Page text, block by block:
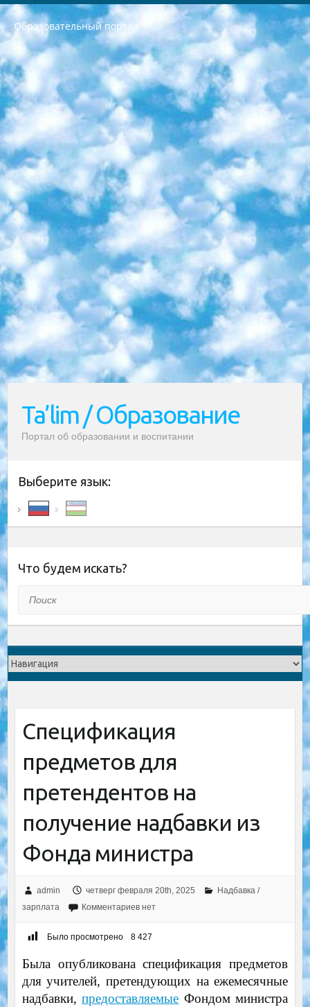
Образовательный портал
РЕСПУБЛИКА УЗБЕКИСТАН МИНИСТРЕРСТВО ДОШКОЛЬНОГО И ШКОЛЬНОГО ОБРАЗОВАНИЯ КОМАНДА в общеобразовательных учреждениях в 2023-2024 учебном году организация и проведение итоговой государственной аттестации обучающихся о Министра дошкольного и школьного образования Республики Узбекистан от 4 марта 2008 года (постановлением Минюста от 20 марта 2008 года № 1778 государственной регистрации) «Итоговое состояние учащихся общего среднего образования на основании положения об утверждении положения об аттестации общего среднего образования выпускной экзамен студентов в образовательных учреждениях в 2023-2024 учебном году В целях организации и прохождения аттестации приказываю: 1. Следующее: перечень предметов, по которым будет проводиться итоговая государственная аттестация и экзамен формы перевода согласно приложению 1; сертификаты международного образца, оценивающие уровень владения иностранными языками перечень согласно приложению 2; 2. Педагогический при специализированных образовательных учреждениях. научно-практический центр квалификации и международной оценки (Д.Давидова) 2024 г. До 25 марта: задания по предметам, по которым будет проводиться итоговая аттестация разработка и утверждение технических условий; итоговая аттестация на основании разработанного предметного задания разработка вопросов по предметам (устно и письменно), экзамен передача; общеобразовательные средние школы и специальные учебные заведения учащиеся выпускных классов школ и интернатов в агентской системе подготовка базы данных экзаменационных материалов и критериев оценки; перевод базы экзаменационных материалов на все языки обучения подать в Республиканский образовательный центр для изготовления; варианты экзаменов на основе разработанных контрольных материалов пусть будут поставлены задачи формирования. 3. Республиканский образовательный центр (Ш.Худайкулов) до 5 апреля 2024 года. до: база данных предоставленных экзаменационных материалов на все языки обучения перевод и экспертиза; для слепых, слабовидящих, глухих, слабослышащих и умственно отсталых детей учащиеся выпускных классов специализированных школ и школ-интернатов база данных экзаменационных материалов на всех преподаваемых языках подготовка критериев оценки; специализированные школы для умственно отсталых детей и технологии для учащихся выпускных классов школ-интернатов разработка соответствующих рекомендаций и критериев проведения ЕГЭ по естествознанию давать задания. 4. Педагогический при специализированных образовательных учреждениях. Научно-практический центр навыков и международной оценки (Д.Давидова), Республика образовательный центр (Худайкулов Ш.) итоговый государственный аттестационный экзамен ориентирован на творческое и логическое мышление при подготовке базы материалов учитывать введение заданий. 5. Следует отметить, что: сертификат государственного образца о знании общеобразовательного предмета и как минимум национальный уровень B1 по предметам на иностранных языках, указанным в Приложении 2. или международно признанный сертификат эквивалентного уровня студенты, изучающие определенный предмет, освобождаются от экзамена; по соответствующим предметам запланирована итоговая государственная аттестация за день до дня, путем жеребьевки Рабочей группой (в письменной форме по предметам, проводимым в форме) из числа сформированных вариантов выбрано 2 варианта; 2 выбранных варианта экзамена анонсированы на официальном сайте министерства и все выпускники по всей стране на основе этих вариантов проводит итоговую государственную аттестацию. 6. Государственное образование учащихся средних общеобразовательных учреждений. знания в соответствии с квалификационными требованиями, которые необходимо приобрести на основании стандартов итоговый (выпускной) контроль для 9 и 11 классов в целях тестирования Экзамены (далее – экзамены) состоят из предметов, перечисленных в приложении 1. будет сделано. 7. Экзамены пройдут с 26 мая по 15 июня 2024 г. (кроме науки физического воспитания). 8. Физическая для учащихся 9 классов общесредних образовательных учреждений. Экзамены по предмету «Образование, квалификация медицина» 1-6 мая 2024 года. сотрудники перевести под присмотр (с отклонениями в физическом или умственном развитии) специализированная школа для детей, школы-интернаты и со сколиозом школы-интернаты санаторного типа для больных детей исключены). 9. Он был слепым, слабовидящим и имел нарушения опорно-двигательного аппарата. экзамены в специализированных школах и интернатах для детей должны проводиться исходя из требований, предъявляемых к общеобразовательным учреждениям (физкультура кроме науки). 10. Специализированная школа для глухих и слабослышащих детей. и экзамены в интернатах и быть реализован в виде письменного теста по математике. 11. Специальность для умственно отсталых детей. Для 9 класса Родной язык и литературное письмо Государственный язык (язык обучения – узбекский). для неклассов) написано Математическое письмо Письменная/устная история Узбекистана Физическое воспитание практично Итоговый контроль Для 11 класса Написание родного языка и литературы (эссе) Математическое письмо Узбекский язык (обучение на узбекском языке) не посещающее общее среднее образование для учреждений)/Образовательное учреждение выбор письменный и устный Иностранный язык письменный/устный Письменная/устная история Узбекистана *По выбору студента:  Химия  Физика  Основы государственного права  География 10 бесплатных образовательных ресурсов - Мы составили подборку онлайн-проектов с интерактивными упражнениями, видеолекциями и статьями. Они помогут вам обрести новые и освежить старые знания бесплатно. 1. «ИНТУИТ» Старейшая образовательная площадка Рунета. Здесь вы найдёте сотни текстовых и видеокурсов на десятки различных тем — от программирования до психологии. Многие курсы подготовлены российскими университетами и крупными международными компаниями вроде Intel и Microsoft. Самостоятельное обучение бесплатное, но желающие могут оплатить услуги персональных наставников. 2. «Смартия» знакомит с актуальными профессиями и подсказывает, как им обучаться. Выбрав заинтересовавшую вас специальность — SMM-специалист, фотограф, веб-дизайнер или другую, — увидите список необходимых для неё умений. Чтобы вы могли освоить их самостоятельно, для каждого умения площадка отображает подборку ссылок на учебные материалы. Хотя «Смартия» ориентируется на русскоязычную аудиторию, часть контента всё же доступна только на английском. 3. «Лекторий Физтеха» Проект Московского физико-технического института (Физтеха). С его помощью вы можете смотреть онлайн серии лекций, записанные на видео в этом вузе. В числе доступных предметов — физика, биология, химия, информационные технологии и другие. К некоторым лекциям администрация ресурса прилагает готовые конспекты, которые можно скачивать в PDF-формате. 4. ITMOcourses Онлайн-площадка Санкт-Петербургского национального исследовательского университета информационных технологий, механики и оптики (ИТМО). Ресурс предоставляет свободный доступ к курсам, разработанным в этом вузе. Каталог материалов разбит на четыре категории: «Оптические системы и технологии», «Приборостроение и робототехника», «Информационные технологии» и «Биотехнологии». Курсы состоят из видеолекций, интерактивных демонстраций и заданий. 5. «КиберЛенинка» Электронная научная библиотека открытого доступа. Каталог площадки регулярно обрастает текстами статей из различных научных изданий. Сгруппированные по журналам и рубрикам публикации можно читать онлайн или скачивать целиком в PDF-формате. Проект нацелен на популяризацию науки за счёт открытого доступа к качественной информации. 6. «ПостНаука» На этом ресурсе публикуют подборки видеолекций, составленные экспертами из разных отраслей и объединённые общими темами. Среди них, к примеру, есть серии «Биоинформатика и геномика», «Культура средневековой Скандинавии» и Cinema Studies о теории кино. Каждая подборка лекций — логически связанная история, рассказанная экспертом от первого лица. Кроме того, на сайте появляются научно-образовательные статьи и тесты на разные темы. 7. «Newочём» Команда проекта «Newочём» отбирает самые интересные тексты из англоязычных СМИ и переводит те из них, за которые голосуют участники сообщества «ВКонтакте». По большей части это научно-популярные статьи. Редакторы придумывают лишь заголовки, в остальном содержание переводов соответствует оригиналам. Полные тексты можно читать прямо в социальной сети. 8. InternetUrok Онлайн-база материалов по основным дисциплинам школьной программы. Информация на сайте структурирована по классам, предметам и темам (урокам). Каждый урок состоит из видеолекций и конспектов. Есть также интерактивные тренажёры и тесты для закрепления пройденного материала. Даже если вы давно окончили школу, возможность повторить программу старших классов всегда может пригодиться. 9. Edutainme Ещё один ресурс об образовании. В отличие от Newtonew, как мне кажется, Edutainme больше ориентируется на представителей индустрии: педагогов, предпринимателей, разработчиков образовательных проектов. Но и любой, кто просто стремится к саморазвитию, найдёт на сайте много полезного и интересного для себя. Например, информацию о новых курсах и образовательных сервисах. 10. Newtonew Онлайн-медиа об образовании и обучении в широком смысле. Авторы Newtonew пишут об инструментах, заведениях, тактиках и стратегиях, которые помогают учить других и получать новые знания самостоятельно. На этой площадке вы найдёте новости, обзоры, аналитические мат
Ta’lim / Образование
Портал об образовании и воспитании
Выберите язык:
Что будем искать?
Спецификация
предметов для
претендентов на
получение надбавки из
Фонда министра
admin четверг февраля 20th, 2025
Надбавка /
зарплата
Комментариев нет
Было просмотрено 8 427
Была опубликована спецификация предметов
для учителей, претендующих на ежемесячные
надбавки,предоставляемые Фондом министра